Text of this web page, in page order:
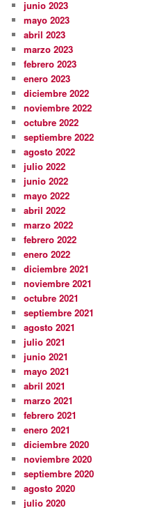
junio 2023
mayo 2023
abril 2023
marzo 2023
febrero 2023
enero 2023
diciembre 2022
noviembre 2022
octubre 2022
septiembre 2022
agosto 2022
julio 2022
junio 2022
mayo 2022
abril 2022
marzo 2022
febrero 2022
enero 2022
diciembre 2021
noviembre 2021
octubre 2021
septiembre 2021
agosto 2021
julio 2021
junio 2021
mayo 2021
abril 2021
marzo 2021
febrero 2021
enero 2021
diciembre 2020
noviembre 2020
septiembre 2020
agosto 2020
julio 2020